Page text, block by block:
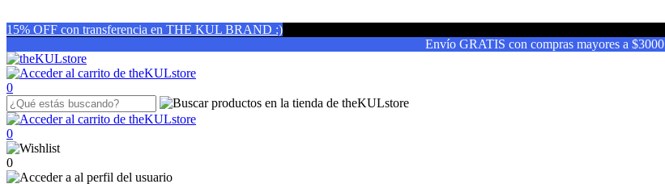
15% OFF con transferencia en THE KUL BRAND :)
Envío GRATIS con compras mayores a $3000
0
0
0